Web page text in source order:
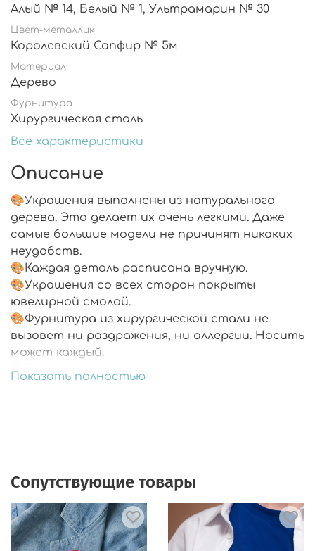
Алый № 14, Белый № 1, Ультрамарин № 30
Цвет-металлик
Королевский Сапфир № 5м
Материал
Дерево
Фурнитура
Хирургическая сталь
Все характеристики
Описание
🎨Украшения выполнены из натурального
дерева. Это делает их очень легкими. Даже
самые большие модели не причинят никаких
неудобств.
🎨Каждая деталь расписана вручную.
🎨Украшения со всех сторон покрыты
ювелирной смолой.
🎨Фурнитура из хирургической стали не
вызовет ни раздражения, ни аллергии. Носить
может каждый.
🎨Подарочная упаковка.
Показать полностью
Сопутствующие товары